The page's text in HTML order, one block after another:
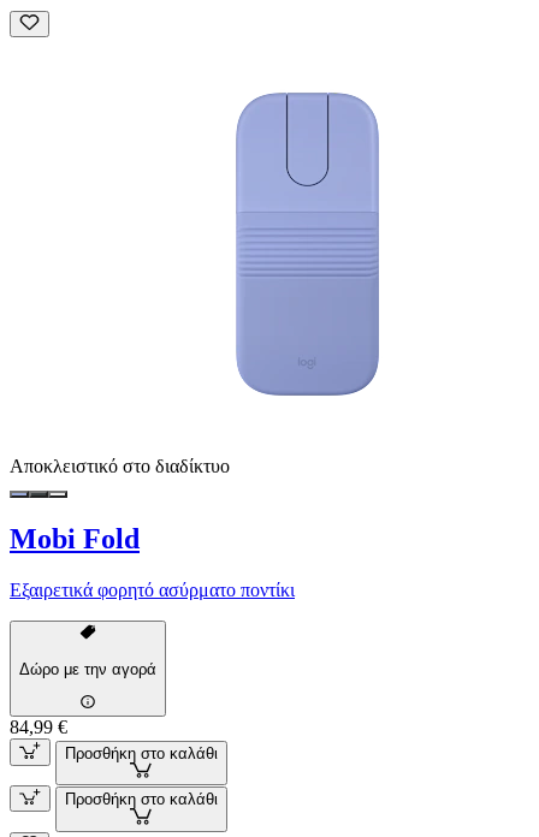
Αποκλειστικό στο διαδίκτυο
Mobi Fold
Εξαιρετικά φορητό ασύρματο ποντίκι
Δώρο με την αγορά
84,99 €
Προσθήκη στο καλάθι
Προσθήκη στο καλάθι